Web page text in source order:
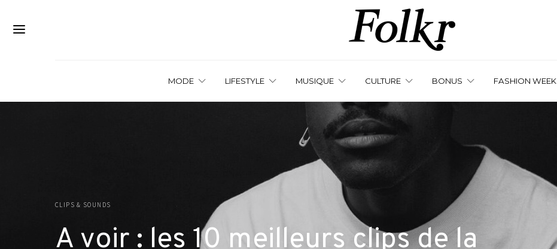
MODE LIFESTYLE MUSIQUE CULTURE BONUS FASHION WEEK
CLIPS & SOUNDS
A voir : les 10 meilleurs clips de la